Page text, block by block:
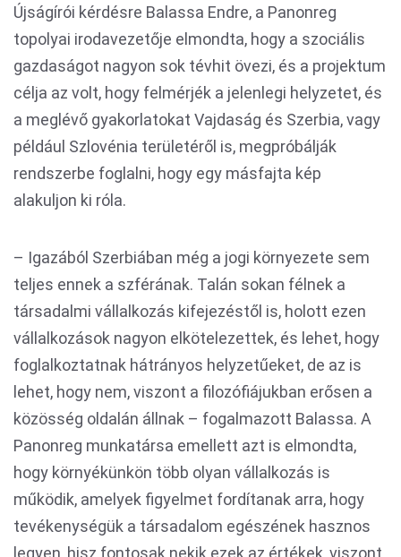
Újságírói kérdésre Balassa Endre, a Panonreg
topolyai irodavezetője elmondta, hogy a szociális
gazdaságot nagyon sok tévhit övezi, és a projektum
célja az volt, hogy felmérjék a jelenlegi helyzetet, és
a meglévő gyakorlatokat Vajdaság és Szerbia, vagy
például Szlovénia területéről is, megpróbálják
rendszerbe foglalni, hogy egy másfajta kép
alakuljon ki róla.
– Igazából Szerbiában még a jogi környezete sem
teljes ennek a szférának. Talán sokan félnek a
társadalmi vállalkozás kifejezéstől is, holott ezen
vállalkozások nagyon elkötelezettek, és lehet, hogy
foglalkoztatnak hátrányos helyzetűeket, de az is
lehet, hogy nem, viszont a filozófiájukban erősen a
közösség oldalán állnak – fogalmazott Balassa. A
Panonreg munkatársa emellett azt is elmondta,
hogy környékünkön több olyan vállalkozás is
működik, amelyek figyelmet fordítanak arra, hogy
tevékenységük a társadalom egészének hasznos
legyen, hisz fontosak nekik ezek az értékek, viszont